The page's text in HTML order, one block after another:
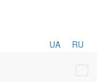
UA RU